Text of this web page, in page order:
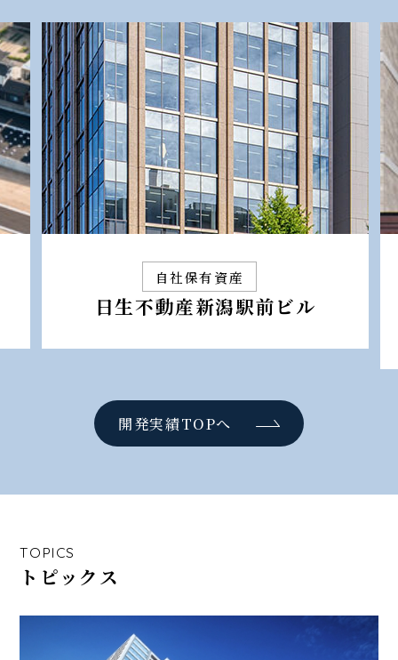
自社保有資産
日生不動産新潟駅前ビル
開発実績TOPへ
TOPICS
トピックス